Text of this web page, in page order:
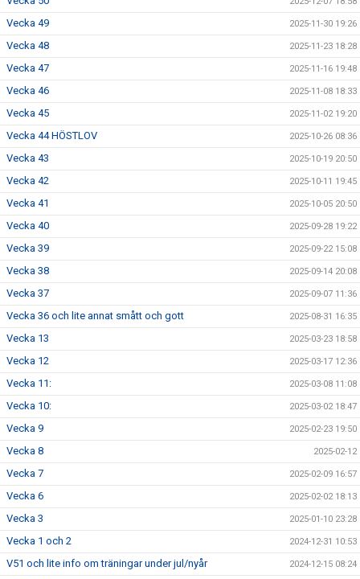
Vecka 49 2025-11-30 19:26
Vecka 48 2025-11-23 18:28
Vecka 47 2025-11-16 19:48
Vecka 46 2025-11-08 18:33
Vecka 45 2025-11-02 19:20
Vecka 44 HÖSTLOV 2025-10-26 08:36
Vecka 43 2025-10-19 20:50
Vecka 42 2025-10-11 19:45
Vecka 41 2025-10-05 20:50
Vecka 40 2025-09-28 19:22
Vecka 39 2025-09-22 15:08
Vecka 38 2025-09-14 20:08
Vecka 37 2025-09-07 11:36
Vecka 36 och lite annat smått och gott 2025-08-31 16:35
Vecka 13 2025-03-23 18:58
Vecka 12 2025-03-17 12:36
Vecka 11: 2025-03-08 11:08
Vecka 10: 2025-03-02 18:47
Vecka 9 2025-02-23 19:50
Vecka 8 2025-02-12
Vecka 7 2025-02-09 16:57
Vecka 6 2025-02-02 18:13
Vecka 3 2025-01-10 23:28
Vecka 1 och 2 2024-12-31 10:53
V51 och lite info om träningar under jul/nyår 2024-12-15 08:24